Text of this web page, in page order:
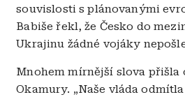
souvislosti s plánovanými
Babiše řekl, že Česko do
Ukrajinu žádné vojáky
Mnohem mírnější slova přišla
Okamury. „Naše vláda